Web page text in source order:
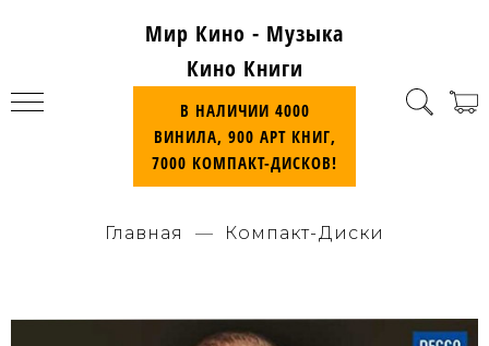
Мир Кино - Музыка
Кино Книги
В НАЛИЧИИ 4000
ВИНИЛА, 900 АРТ КНИГ,
7000 КОМПАКТ-ДИСКОВ!
Главная Компакт-Диски